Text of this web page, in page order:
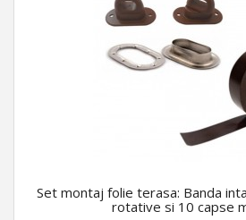
Set montaj folie terasa: Banda
rotative si 10 capse